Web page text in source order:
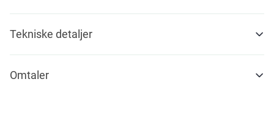
Tekniske detaljer
Omtaler